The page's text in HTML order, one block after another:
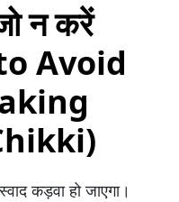
न करें
Avoid
कड़वा हो जाएगा।